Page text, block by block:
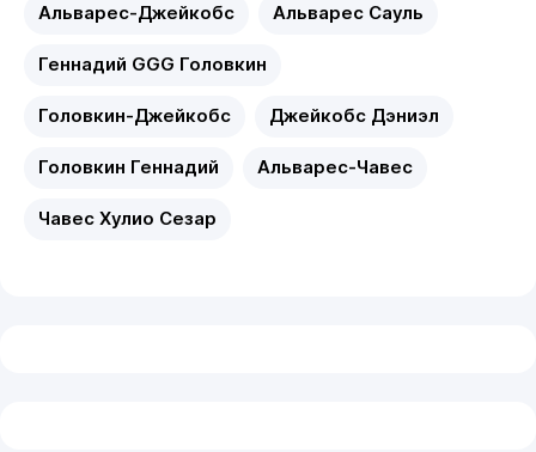
Альварес-Джейкобс Альварес Сауль
Геннадий GGG Головкин
Головкин-Джейкобс Джейкобс Дэниэл
Головкин Геннадий Альварес-Чавес
Чавес Хулио Сезар